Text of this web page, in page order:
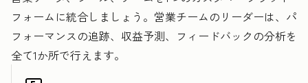
フォームに統合しましょう。営業チームのリーダーは、パ
フォーマンスの追跡、収益予測、フィードバックの分析を
全て1か所で行えます。